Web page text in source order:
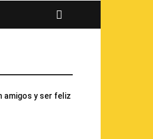
amigos y ser feliz